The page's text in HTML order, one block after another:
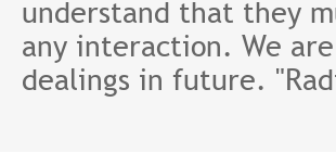
understand that they
any interaction. We
dealings in future.